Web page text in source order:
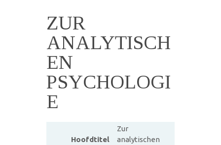
ZUR
ANALYTISCH
EN
PSYCHOLOGI
E
Hoofdtitel
Zur
analytischen